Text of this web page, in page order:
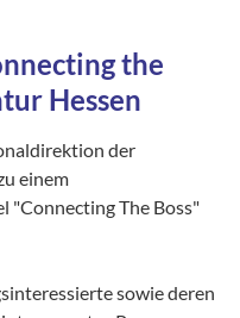
the
Hessen
der
einem
"Connecting The Boss"
sowie deren